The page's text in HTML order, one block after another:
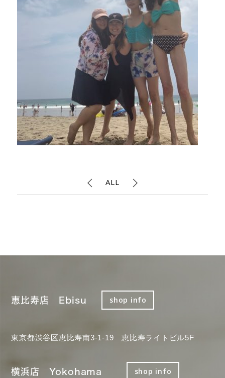
ALL
恵比寿店 Ebisu shop info
東京都渋谷区恵比寿南3-1-19 恵比寿ライトビル5F
横浜店 Yokohama shop info